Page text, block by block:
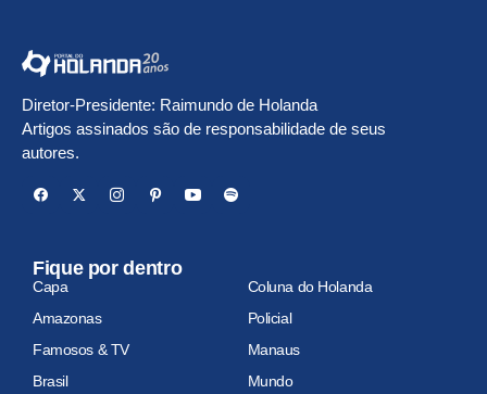
Diretor-Presidente: Raimundo de Holanda
Artigos assinados são de responsabilidade de seus
autores.
Fique por dentro
Capa
Coluna do Holanda
Amazonas
Policial
Famosos & TV
Manaus
Brasil
Mundo